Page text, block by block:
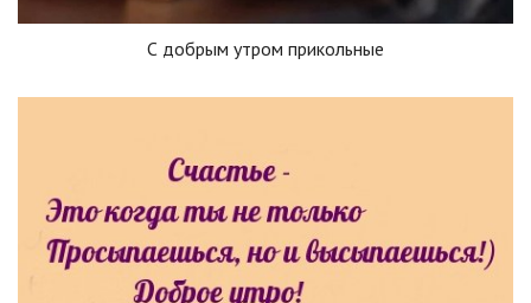
С добрым утром прикольные